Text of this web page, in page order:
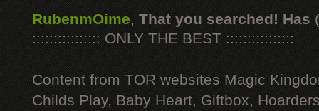
RubenmOime, That you searched! Has
:::::::::::::::: ONLY THE BEST ::::::::::::::::
Content from TOR websites Magic
Childs Play, Baby Heart, Giftbox,